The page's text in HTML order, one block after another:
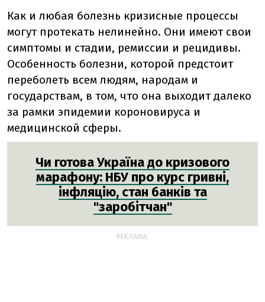
Как и любая болезнь кризисные процессы
могут протекать нелинейно. Они имеют свои
симптомы и стадии, ремиссии и рецидивы.
Особенность болезни, которой предстоит
переболеть всем людям, народам и
государствам, в том, что она выходит далеко
за рамки эпидемии короновируса и
медицинской сферы.
Чи готова Україна до кризового
марафону: НБУ про курс гривні,
інфляцію, стан банків та
"заробітчан"
РЕКЛАМА: